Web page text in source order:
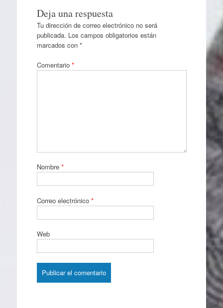
Deja una respuesta
Tu dirección de correo electrónico no será
publicada. Los campos obligatorios están
marcados con *
Comentario *
Nombre *
Correo electrónico *
Web